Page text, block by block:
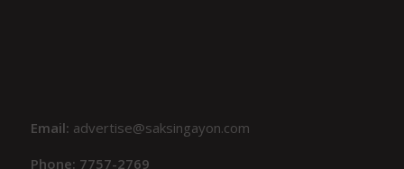
Email: advertise@saksingayon.com
Phone: 7757-2769